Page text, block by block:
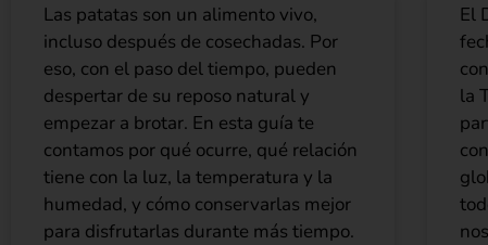
Las patatas son un alimento vivo,
incluso después de cosechadas. Por
eso, con el paso del tiempo, pueden
despertar de su reposo natural y
empezar a brotar. En esta guía te
contamos por qué ocurre, qué relación
tiene con la luz, la temperatura y la
humedad, y cómo conservarlas mejor
para disfrutarlas durante más tiempo.
El
la